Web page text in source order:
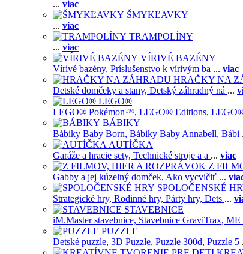
... viac
ŠMYKĽAVKY
... viac
TRAMPOLÍNY
... viac
VÍRIVÉ BAZÉNY
Vírivé bazény, Príslušenstvo k vírivým ba ... viac
HRAČKY NA
Detské domčeky a stany, Detský záhradný ná ...
LEGO®
LEGO® Pokémon™, LEGO® Editions,
BÁBIKY
Bábiky Baby Born, Bábiky Baby Annabell, Bábi
AUTÍČKA
Garáže a hracie sety, Technické stroje a a ... viac
Z
Gabby a jej kúzelný domček, Ako vycvičiť ...
SPOLOČENSKÉ
Strategické hry, Rodinné hry, Párty hry, Dets ...
STAVEBNICE
iM.Master stavebnice, Stavebnice GraviTrax, ME
PUZZLE
Detské puzzle, 3D Puzzle, Puzzle 300d, Puzzle 5